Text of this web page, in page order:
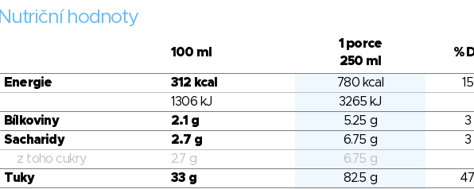
Nutriční hodnoty
100 ml
1 porce
250 ml
%
Energie 312 kcal 780 kcal
1306 kJ
3265 kJ
Bílkoviny
2.1 g 5.25 g
3
Sacharidy
2.7 g 6.75 g
3
z toho cukry
2.7 g
6.75 g
Tuky
33 g 82.5 g